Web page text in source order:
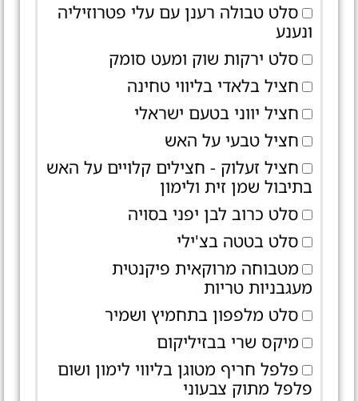
סלט טבולה רענן עם עלי פטרוזיליה
ונענע
סלט ירקות שוק ומעט סומק
חציל בלאדי בליווי טחינה
חציל יווני בטעם ישראלי
חציל טבעי על האש
חציל זעלוק - חצילים קלויים על האש
בתיבול שמן זית ולימון
סלט כרוב לבן יפני בסויה
סלט בטטה בצ'ילי
מטבוחה מרוקאית פיקנטית
מעגבניות טריות
סלט מלפפון בתחמיץ ושמיר
מיקס שרי בבזיליקום
פלפל חריף מטוגן בליווי לימון ושום
פלפל מתוק צבעוני